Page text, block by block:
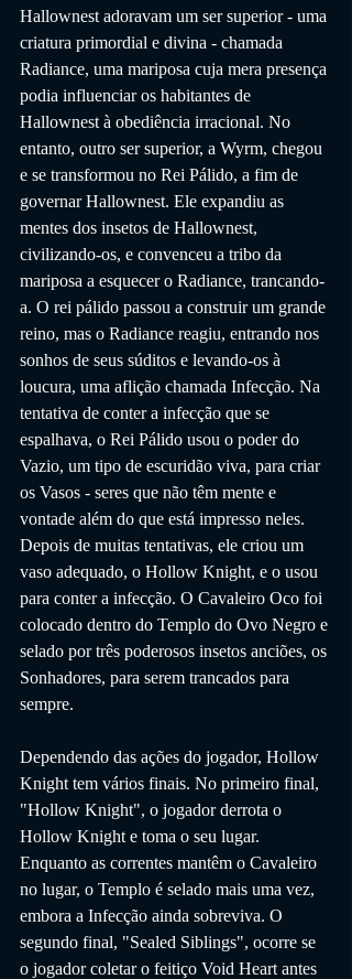
Hallownest adoravam um ser superior - uma
criatura primordial e divina - chamada
Radiance, uma mariposa cuja mera presença
podia influenciar os habitantes de
Hallownest à obediência irracional. No
entanto, outro ser superior, a Wyrm, chegou
e se transformou no Rei Pálido, a fim de
governar Hallownest. Ele expandiu as
mentes dos insetos de Hallownest,
civilizando-os, e convenceu a tribo da
mariposa a esquecer o Radiance, trancando-
a. O rei pálido passou a construir um grande
reino, mas o Radiance reagiu, entrando nos
sonhos de seus súditos e levando-os à
loucura, uma aflição chamada Infecção. Na
tentativa de conter a infecção que se
espalhava, o Rei Pálido usou o poder do
Vazio, um tipo de escuridão viva, para criar
os Vasos - seres que não têm mente e
vontade além do que está impresso neles.
Depois de muitas tentativas, ele criou um
vaso adequado, o Hollow Knight, e o usou
para conter a infecção. O Cavaleiro Oco foi
colocado dentro do Templo do Ovo Negro e
selado por três poderosos insetos anciões, os
Sonhadores, para serem trancados para
sempre.
Dependendo das ações do jogador, Hollow
Knight tem vários finais. No primeiro final,
"Hollow Knight", o jogador derrota o
Hollow Knight e toma o seu lugar.
Enquanto as correntes mantêm o Cavaleiro
no lugar, o Templo é selado mais uma vez,
embora a Infecção ainda sobreviva. O
segundo final, "Sealed Siblings", ocorre se
o jogador coletar o feitiço Void Heart antes